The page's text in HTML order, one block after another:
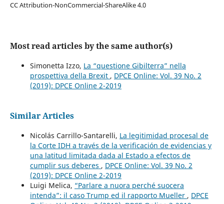
CC Attribution-NonCommercial-ShareAlike 4.0
Most read articles by the same author(s)
Simonetta Izzo, La “questione Gibilterra” nella
prospettiva della Brexit , DPCE Online: Vol. 39 No. 2
(2019): DPCE Online 2-2019
Similar Articles
Nicolás Carrillo-Santarelli, La legitimidad procesal de
la Corte IDH a través de la verificación de evidencias y
una latitud limitada dada al Estado a efectos de
cumplir sus deberes , DPCE Online: Vol. 39 No. 2
(2019): DPCE Online 2-2019
Luigi Melica, “Parlare a nuora perché suocera
intenda”: il caso Trump ed il rapporto Mueller , DPCE